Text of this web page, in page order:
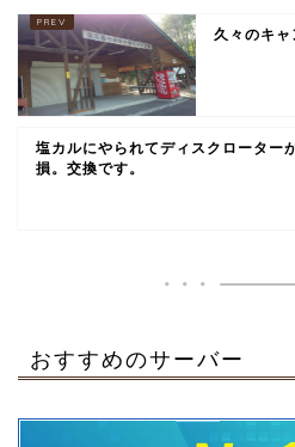
久々のキャ
塩カルにやられてディスクローター
損。交換です。
おすすめのサーバー